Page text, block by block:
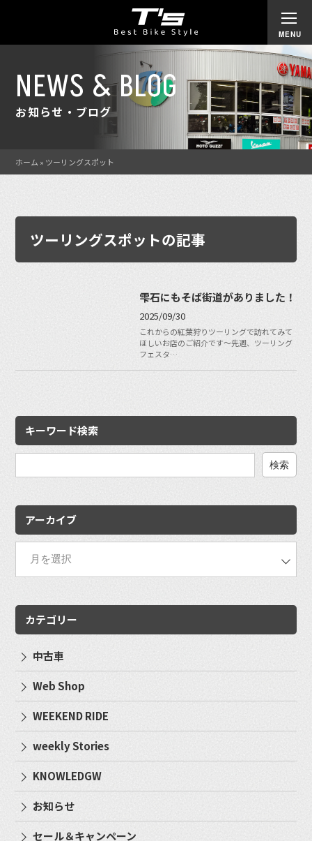
NEWS & BLOG
お知らせ・ブログ
ホーム » ツーリングスポット
ツーリングスポットの記事
雫石にもそば街道がありました！
2025/09/30
これからの紅葉狩りツーリングで訪れてみて
ほしいお店のご紹介です〜先週、ツーリング
フェスタ…
キーワード検索
アーカイブ
カテゴリー
中古車
Web Shop
WEEKEND RIDE
weekly Stories
KNOWLEDGW
お知らせ
セール＆キャンペーン